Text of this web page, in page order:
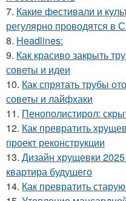
7. Какие фестивали и
регулярно проводятся в
8. Headlines:
9. Как красиво закрыть
советы и идеи
10. Как спрятать трубы
советы и лайфхаки
11. Пенополистирол:
12. Как превратить
проект реконструкции
13. Дизайн хрущевки 2025
квартира будущего
14. Как превратить